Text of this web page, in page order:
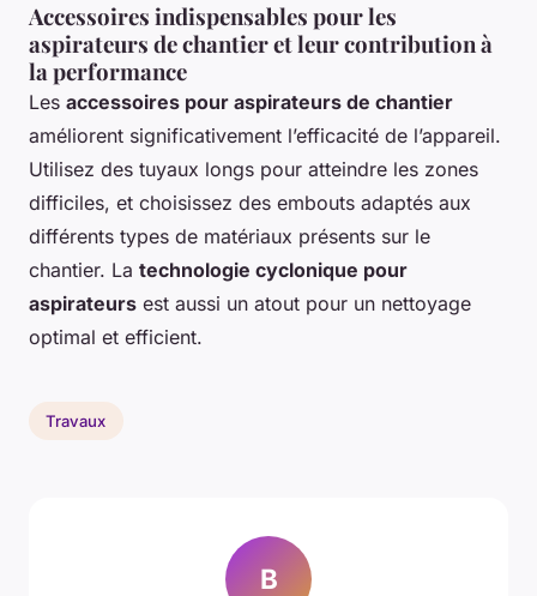
Accessoires indispensables pour les
aspirateurs de chantier et leur contribution à
la performance
Les accessoires pour aspirateurs de chantier
améliorent significativement l’efficacité de l’appareil.
Utilisez des tuyaux longs pour atteindre les zones
difficiles, et choisissez des embouts adaptés aux
différents types de matériaux présents sur le
chantier. La technologie cyclonique pour
aspirateurs est aussi un atout pour un nettoyage
optimal et efficient.
Travaux
B